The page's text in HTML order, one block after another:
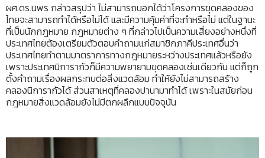
ผศ.ดร.นพร กล่าวสรุปว่า ไม่สามารถบอกได้ว่าโครงการขุดคลองของ
ไทยจะสามารถทำได้หรือไม่ได้ และมีความคุ้มค่าที่จะทำหรือไม่ แต่ในฐานะ
ที่เป็นนักกฎหมาย กฎหมายต่าง ๆ ที่กล่าวไปเป็นความเสี่ยงอย่างหนึ่งที่
ประเทศไทยต้องเตรียมตัวตอบคำถามแก่สมาชิกภาคีประเทศอื่นว่า
ประเทศไทยทำตามมาตราการทางกฎหมายระหว่างประเทศแล้วหรือยัง
เพราะประเทศนิการากัวก็มีความพยายามขุดคลองเช่นเดียวกัน แต่ก็ถูก
ตั้งคำถามเรื่องผลกระทบต่อสิ่งแวดล้อม ทำให้ยังไม่สามารถสร้าง
คลองนิการากัวได้ ส่วนสาเหตุที่คลองปานามาทำได้ เพราะในสมัยก่อน
กฎหมายสิ่งแวดล้อมยังไม่มีตกผลึกแบบปัจจุบัน